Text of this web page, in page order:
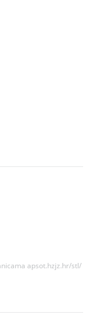
apsot.hzjz.hr/stl/